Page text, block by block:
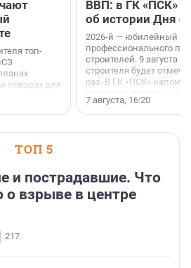
топ-
поводах для
ВВП: в ГК «ПСК»
об истории Дня
2026-й — юбилейный
профессионального
строителей. 9 августа
строителя будет
раз. В ГК «ПСК»
поменялась роль
7 августа, 16:20
ТОП 5
и пострадавшие. Что
о взрыве в центре
217